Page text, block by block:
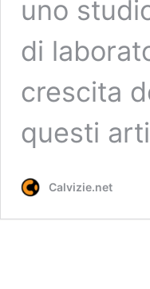
uno
di
crescita
questi
Calvizie.net